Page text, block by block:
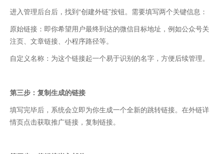
进入管理后台后，找到“创建外链”按钮。需要填写两个关键信息：
原始链接：即你希望用户最终到达的微信目标地址，例如公众号关
注页、文章链接、小程序路径等。
自定义名称：为这个链接起一个易于识别的名字，方便后续管理。
第三步：复制生成的链接
填写完毕后，系统会立即为你生成一个全新的跳转链接。在外链详
情页点击获取推广链接，复制链接。